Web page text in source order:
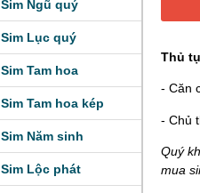
Sim Ngũ quý
Sim Lục quý
Sim Tam hoa
Sim Tam hoa kép
Sim Năm sinh
Sim Lộc phát
Thủ
- Căn
- Chủ
Quý
mua